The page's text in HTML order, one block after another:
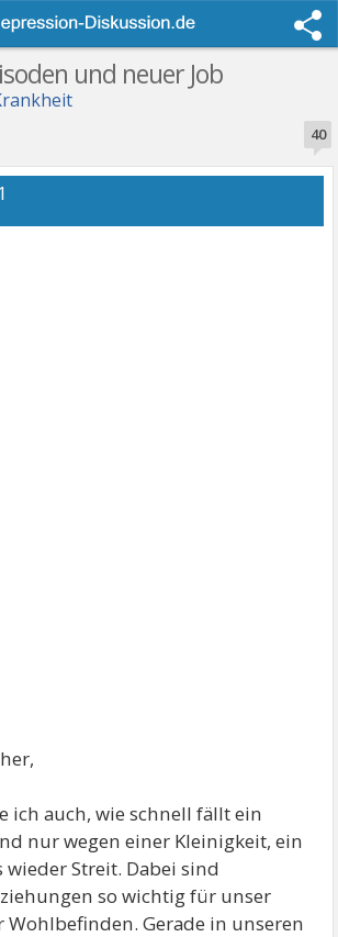
und neuer Job
40
ich auch, wie schnell fällt ein
nur wegen einer Kleinigkeit, ein
Streit. Dabei sind
so wichtig für unser
Wohlbefinden. Gerade in unseren